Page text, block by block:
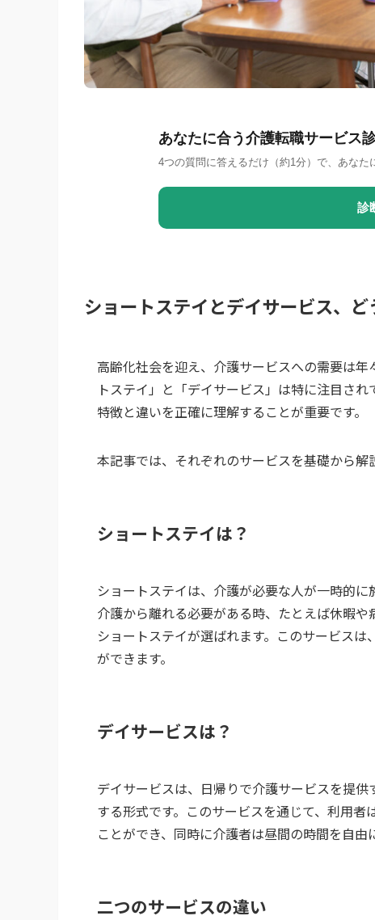
あなたに合う介護転職サービス
4つの質問に答えるだけ（約1分）で、あなた
診
ショートステイとデイサービス、ど
高齢化社会を迎え、介護サービスへの需要は
トステイ」と「デイサービス」は特に注目さ
特徴と違いを正確に理解することが重要です。
本記事では、それぞれのサービスを基礎から解
ショートステイは？
ショートステイは、介護が必要な人が一時的
介護から離れる必要がある時、たとえば休暇
ショートステイが選ばれます。このサービス
ができます。
デイサービスは？
デイサービスは、日帰りで介護サービスを提
する形式です。このサービスを通じて、利用
ことができ、同時に介護者は昼間の時間を自由
二つのサービスの違い